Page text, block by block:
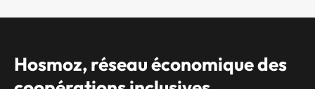
Hosmoz, réseau économique des